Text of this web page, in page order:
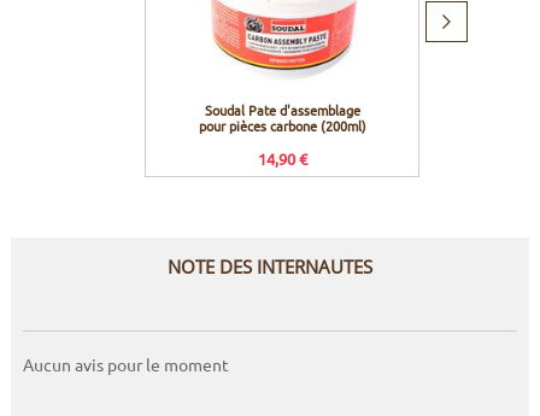
Soudal Pate d'assemblage
pour pièces carbone (200ml)
14,90 €
Produit
NOTE DES INTERNAUTES
Aucun avis pour le moment